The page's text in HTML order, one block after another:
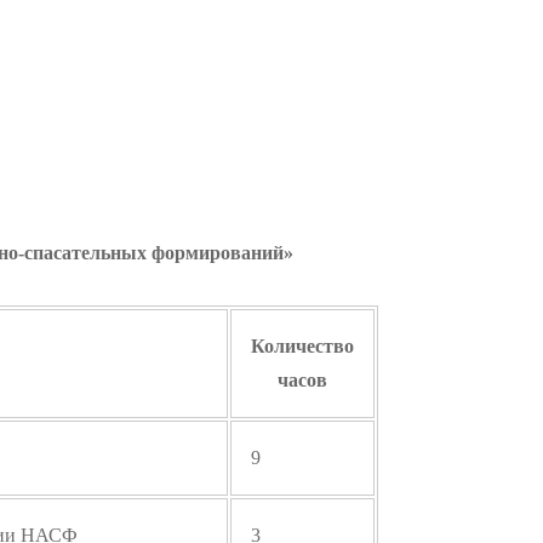
спасательных формирований»
Количество
часов
9
НАСФ 3